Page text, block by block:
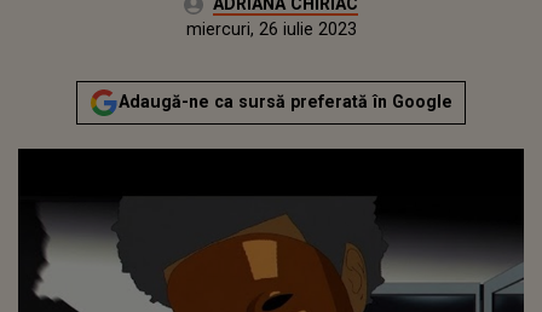
Actualizat:
miercuri, 26 iulie 2023
Adaugă-ne ca sursă preferată în Google